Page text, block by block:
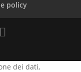
policy
dei dati,